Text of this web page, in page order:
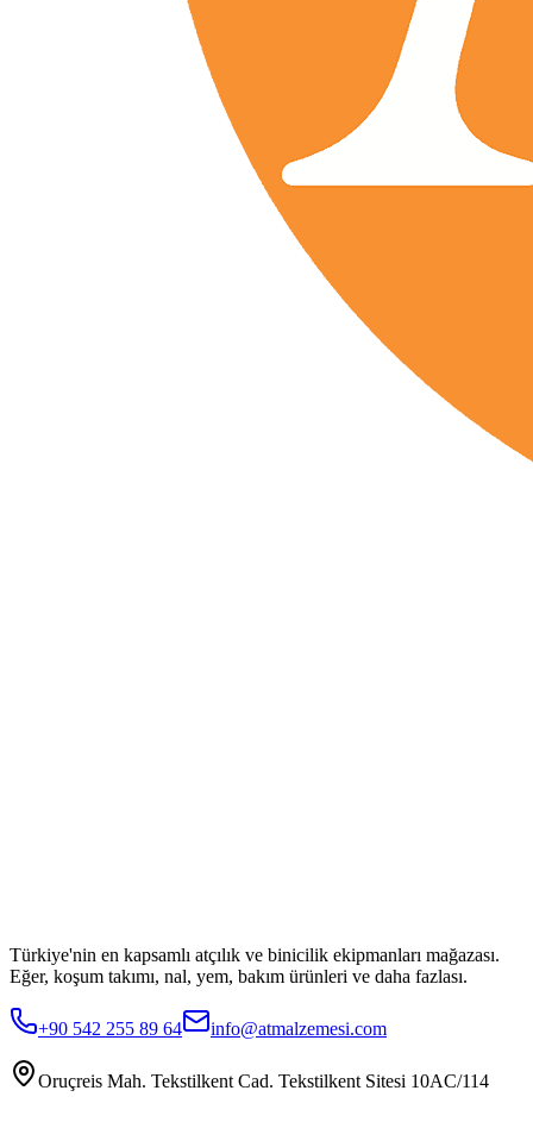
Türkiye'nin en kapsamlı atçılık ve binicilik ekipmanları mağazası.
Eğer, koşum takımı, nal, yem, bakım ürünleri ve daha fazlası.
+90 542 255 89 64 info@atmalzemesi.com
Oruçreis Mah. Tekstilkent Cad. Tekstilkent Sitesi 10AC/114